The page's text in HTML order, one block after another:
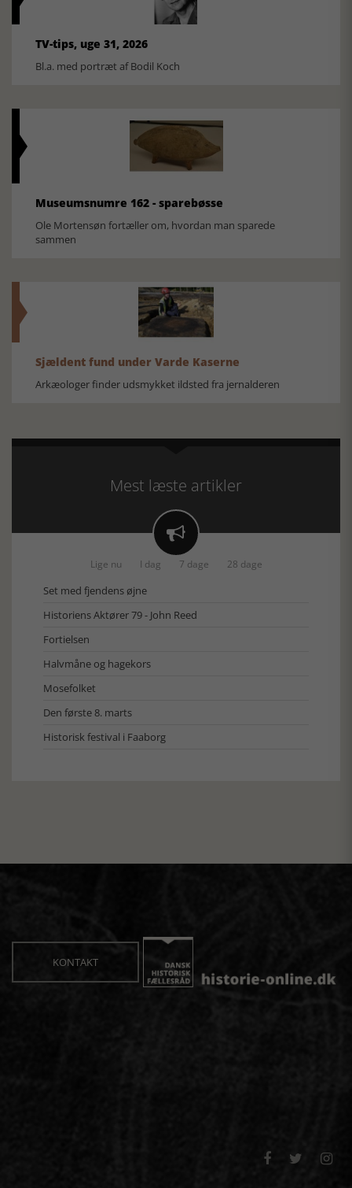
TV-tips, uge 31, 2026
Bl.a. med portræt af Bodil Koch
Museumsnumre 162 - sparebøsse
Ole Mortensøn fortæller om, hvordan man sparede
sammen
Sjældent fund under Varde Kaserne
Arkæologer finder udsmykket ildsted fra jernalderen
Mest læste artikler

Lige nu I dag 7 dage 28 dage
Set med fjendens øjne
Historiens Aktører 79 - John Reed
Fortielsen
Halvmåne og hagekors
Mosefolket
Den første 8. marts
Historisk festival i Faaborg
KONTAKT
  